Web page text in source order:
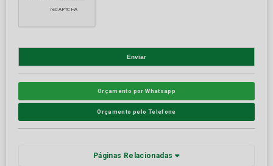
Orçamento por Whatsapp
Orçamento pelo Telefone
Páginas Relacionadas